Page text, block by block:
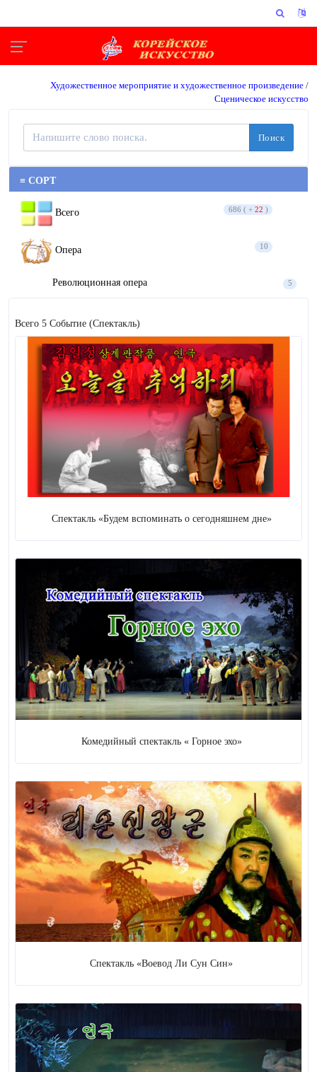
Художественное мероприятие и художественное произведение /
Сценическое искусство
Поиск
≡ СОРТ
Всего 686 ( + 22 )
Опера 10
Революционная опера 5
Спектакль 5
Революционный
спектакль
Спектакль
Музыка 621 ( +20 )
Вокальная музыка
музыка
Цирк 23 ( +2
Цирк 20 (+ 2 )
Фокус 3
Кукольная драма
Всего 5 Событие (Спектакль)
Спектакль «Будем вспоминать о сегодняшнем дне»
Комедийный спектакль « Горное эхо»
Спектакль «Воевод Ли Сун Син»